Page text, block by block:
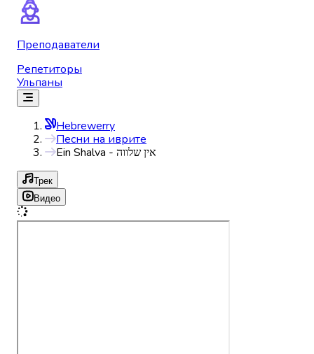
Преподаватели
Репетиторы
Ульпаны
Hebrewerry
Песни на иврите
Ein Shalva - אין שלווה
Трек
Видео